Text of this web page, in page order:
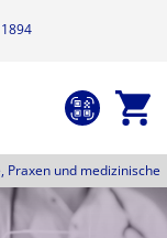
und medizinische